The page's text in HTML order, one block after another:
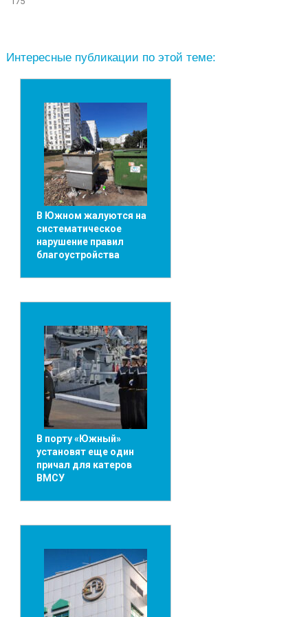
Интересные публикации по этой теме:
В Южном жалуются на
систематическое
нарушение правил
благоустройства
В порту «Южный»
установят еще один
причал для катеров
ВМСУ